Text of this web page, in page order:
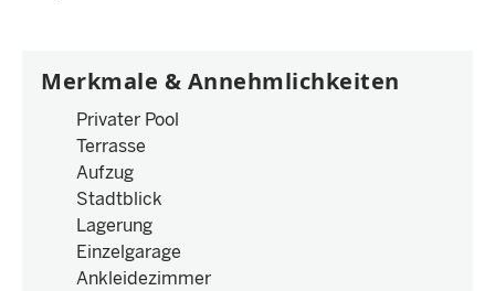
Merkmale & Annehmlichkeiten
Privater Pool
Terrasse
Aufzug
Stadtblick
Lagerung
Einzelgarage
Ankleidezimmer